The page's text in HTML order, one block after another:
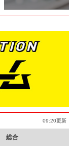
09:20更新
総合